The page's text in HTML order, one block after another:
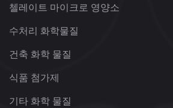
첼레이트 마이크로 영양소
수처리 화학물질
건축 화학 물질
식품 첨가제
기타 화학 물질